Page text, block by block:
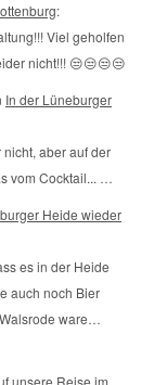
:
Viel geholfen
nicht!!! 😒😒😒😒
In der Lüneburger
aber auf der
vom Cocktail... …
Heide wieder
es in der Heide
auch noch Bier
ware…
unsere Reise im